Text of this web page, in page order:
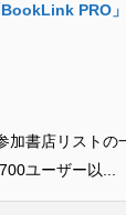
BookLink PRO
加書店リスト
ユーザー以...